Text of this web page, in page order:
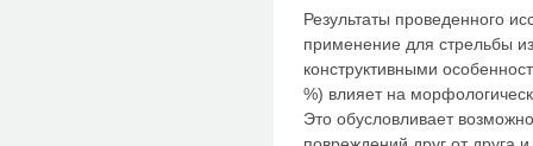
Результаты проведенного
применение для стрельбы
конструктивными
%) влияет на
Это обусловливает